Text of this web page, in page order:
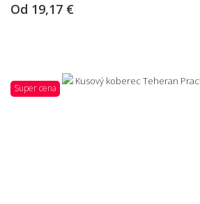
Od 19,17 €
Super cena